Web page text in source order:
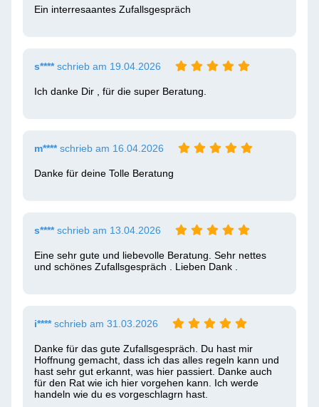
Ein interresaantes Zufallsgespräch
s****schrieb am 19.04.2026
Ich danke Dir , für die super Beratung.
m****schrieb am 16.04.2026
Danke für deine Tolle Beratung
s****schrieb am 13.04.2026
Eine sehr gute und liebevolle Beratung. Sehr nettes
und schönes Zufallsgespräch . Lieben Dank .
i****schrieb am 31.03.2026
Danke für das gute Zufallsgespräch. Du hast mir
Hoffnung gemacht, dass ich das alles regeln kann und
hast sehr gut erkannt, was hier passiert. Danke auch
für den Rat wie ich hier vorgehen kann. Ich werde
handeln wie du es vorgeschlagrn hast.